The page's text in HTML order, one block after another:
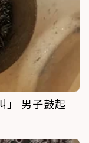
」 男子鼓起